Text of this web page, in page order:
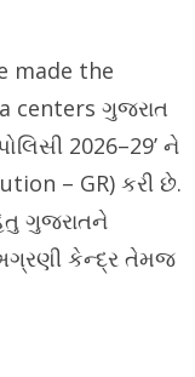
made the
centers ગુજરાત
2026–29’ ને
– GR) કરી છે.
ગુજરાતને
કેન્દ્ર તેમજ